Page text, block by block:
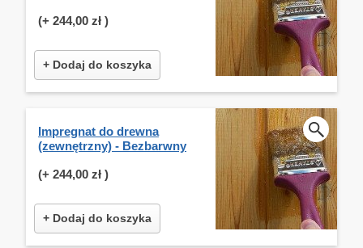
(+ 244,00 zł )
+ Dodaj do koszyka
Impregnat do drewna
(zewnętrzny) - Bezbarwny
(+ 244,00 zł )
+ Dodaj do koszyka